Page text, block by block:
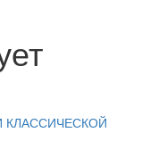
КЛАССИЧЕСКОЙ